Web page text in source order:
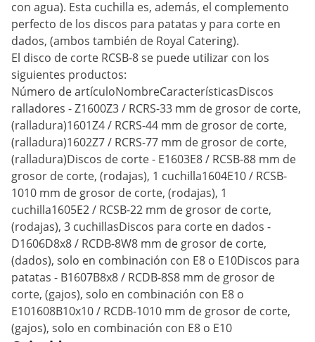
con agua). Esta cuchilla es, además, el complemento
perfecto de los discos para patatas y para corte en
dados, (ambos también de Royal Catering).
El disco de corte RCSB-8 se puede utilizar con los
siguientes productos:
Número de artículoNombreCaracterísticasDiscos
ralladores - Z1600Z3 / RCRS-33 mm de grosor de corte,
(ralladura)1601Z4 / RCRS-44 mm de grosor de corte,
(ralladura)1602Z7 / RCRS-77 mm de grosor de corte,
(ralladura)Discos de corte - E1603E8 / RCSB-88 mm de
grosor de corte, (rodajas), 1 cuchilla1604E10 / RCSB-
1010 mm de grosor de corte, (rodajas), 1
cuchilla1605E2 / RCSB-22 mm de grosor de corte,
(rodajas), 3 cuchillasDiscos para corte en dados -
D1606D8x8 / RCDB-8W8 mm de grosor de corte,
(dados), solo en combinación con E8 o E10Discos para
patatas - B1607B8x8 / RCDB-8S8 mm de grosor de
corte, (gajos), solo en combinación con E8 o
E101608B10x10 / RCDB-1010 mm de grosor de corte,
(gajos), solo en combinación con E8 o E10